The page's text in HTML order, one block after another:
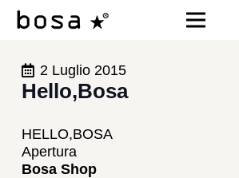
2 Luglio 2015
Hello,Bosa
HELLO,BOSA
Apertura
Bosa Shop